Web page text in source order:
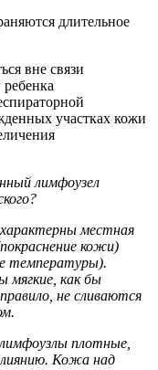
длительное
вне связи
участках кожи
лимфоузел
местная
кожи)
температуры).
мягкие, как бы
не сливаются
плотные,
Кожа над